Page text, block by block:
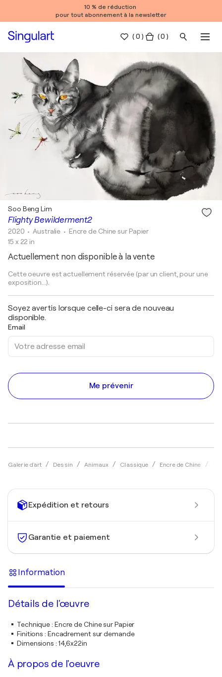
10 % de réduction
pour tout abonnement à la newsletter
(0 ) ( 0 )
Galerie d'art Dessin Animaux Classique Encre de Chine
Flighty Bewilderment2
Soo Beng Lim
2020 • Australie • Encre de Chine sur Papier
15 x 22 in
Actuellement non disponible à la vente
Cette oeuvre est actuellement réservée (par un client, pour une
exposition...).
Soyez avertis lorsque celle-ci sera de nouveau
disponible.
Email
Me prévenir
Expédition et retours
Garantie et paiement
Information
Détails de l'œuvre
Technique: Encre de Chine sur Papier
Finitions : Encadrement sur demande
Dimensions : 14,6x22in
À propos de l'oeuvre